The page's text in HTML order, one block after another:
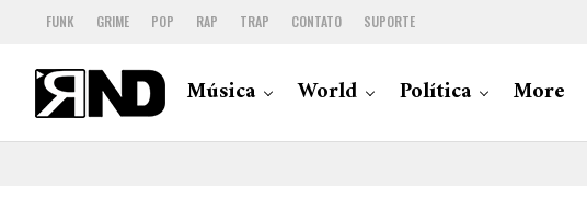
FUNK GRIME POP RAP TRAP CONTATO SUPORTE
Música World Política More